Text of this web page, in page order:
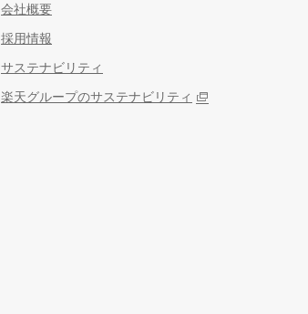
会社概要
採用情報
サステナビリティ
楽天グループのサステナビリティ